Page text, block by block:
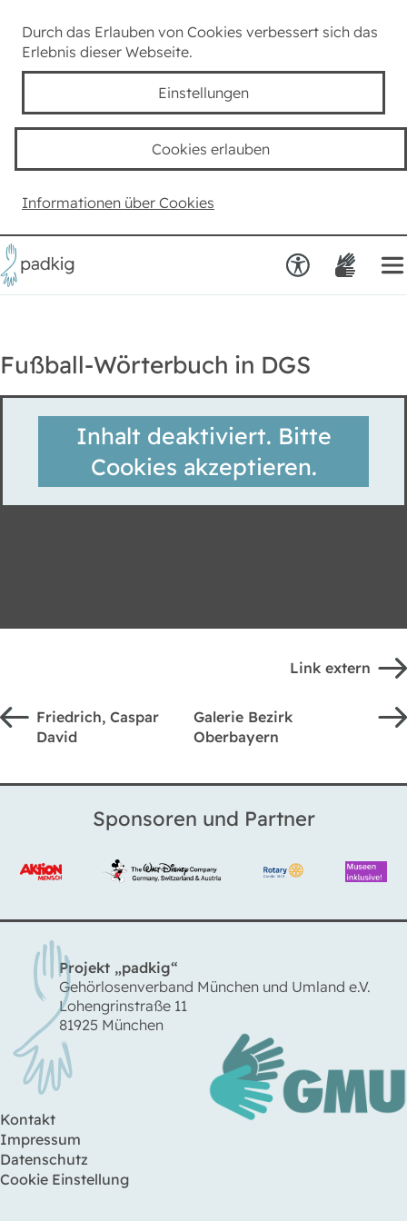
Durch das Erlauben von Cookies verbessert sich das
Erlebnis dieser Webseite.
Einstellungen
Informationen über Cookies
Cookies erlauben
Taube Kultur
Kids
Haben Sie einen Vorschlag?
Fußball-Wörterbuch in DGS
Inhalt deaktiviert. Bitte
Cookies akzeptieren.
Link extern
Friedrich, Caspar
David
Galerie Bezirk
Oberbayern
Sponsoren und Partner
Projekt „padkig“
Gehörlosenverband München und Umland e.V.
Lohengrinstraße 11
81925 München
Kontakt
Impressum
Datenschutz
Cookie Einstellung